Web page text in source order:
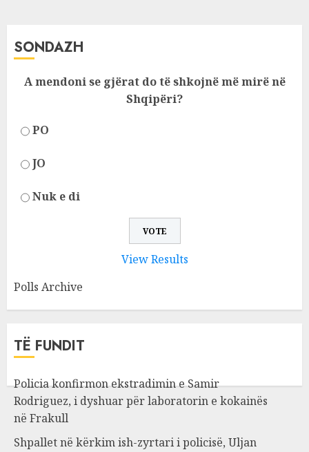
SONDAZH
A mendoni se gjërat do të shkojnë më mirë në
Shqipëri?
PO
JO
Nuk e di
View Results
Polls Archive
TË FUNDIT
Policia konfirmon ekstradimin e Samir
Rodriguez, i dyshuar për laboratorin e kokainës
në Frakull
Shpallet në kërkim ish-zyrtari i policisë, Uljan